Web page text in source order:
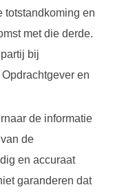
totstandkoming en
met die derde.
bij
en
de informatie
de
en accuraat
garanderen dat